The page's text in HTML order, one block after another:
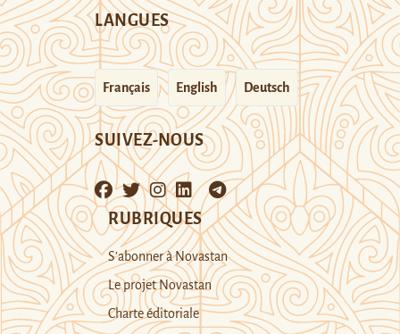
LANGUES
Français English Deutsch
SUIVEZ-NOUS
RUBRIQUES
S’abonner à Novastan
Le projet Novastan
Charte éditoriale